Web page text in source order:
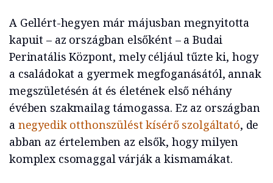
A Gellért-hegyen már májusban megnyitotta
kapuit – az országban elsőként – a Budai
Perinatális Központ, mely céljául tűzte ki, hogy
a családokat a gyermek megfoganásától, annak
megszületésén át és életének első néhány
évében szakmailag támogassa. Ez az országban
a negyedik otthonszülést kísérő szolgáltató, de
abban az értelemben az elsők, hogy milyen
komplex csomaggal várják a kismamákat.